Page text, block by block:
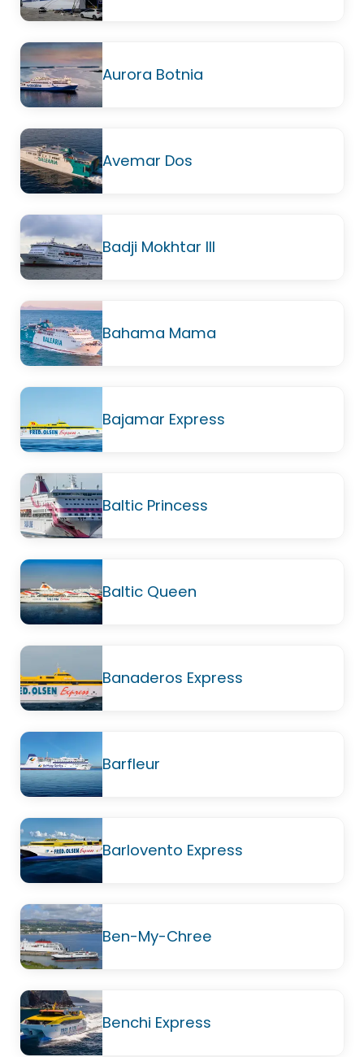
Aurora Botnia
Avemar Dos
Badji Mokhtar III
Bahama Mama
Bajamar Express
Baltic Princess
Baltic Queen
Banaderos Express
Barfleur
Barlovento Express
Ben-My-Chree
Benchi Express